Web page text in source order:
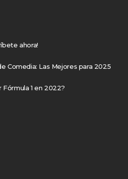
ahora!
Comedia: Las Mejores para 2025
Fórmula 1 en 2022?